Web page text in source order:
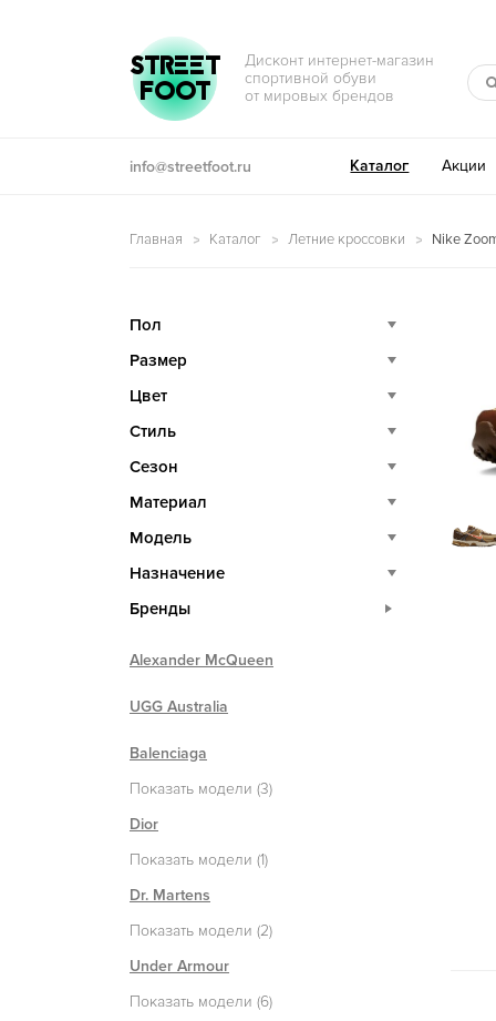
Перейти к навигации
Перейти к содержимому
STREET
FOOT
Дисконт интернет-магазин
спортивной обуви
от мировых брендов
info@streetfoot.ru Каталог Акции
Главная Каталог Летние кроссовки Nike
Пол
Размер
Цвет
Стиль
Сезон
Материал
Модель
Назначение
Бренды
Alexander McQueen
UGG Australia
Balenciaga
Показать модели (3)
Dior
Показать модели (1)
Dr. Martens
Показать модели (2)
Under Armour
Показать модели (6)